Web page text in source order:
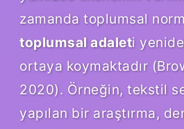
zamanda toplumsal
toplumsal adaleti
ortaya koymaktadır
2020). Örneğin, tekstil
yapılan bir araştırma,